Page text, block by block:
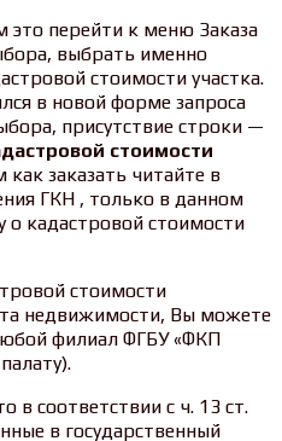
перейти к меню Заказа
выбрать именно
стоимости участка.
в новой форме запроса
присутствие строки —
стоимости
как заказать читайте в
ГКН , только в данном
о кадастровой стоимости
стоимости
недвижимости, Вы можете
филиал ФГБУ «ФКП
соответствии с ч. 13 ст.
в государственный